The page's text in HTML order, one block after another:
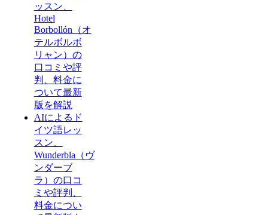
ッスン、
Hotel
Borbollón（オ
テルボルボ
リャン）の
口コミや評
判、料金に
ついて最新
版を解説
AIによるド
イツ語レッ
スン、
Wunderbla（ヴ
ンダーブ
ラ）の口コ
ミや評判、
料金につい